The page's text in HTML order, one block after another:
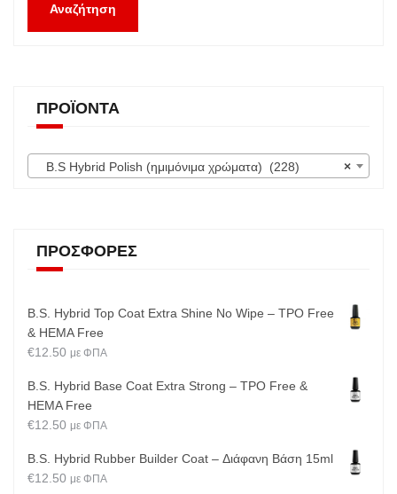
Αναζήτηση
ΠΡΟΪΌΝΤΑ
×
B.S Hybrid Polish (ημιμόνιμα χρώματα) (228)
ΠΡΟΣΦΟΡΈΣ
B.S. Hybrid Top Coat Extra Shine No Wipe – TPO Free
& HEMA Free
€12.50 με ΦΠΑ
B.S. Hybrid Base Coat Extra Strong – TPO Free &
HEMA Free
€12.50 με ΦΠΑ
B.S. Hybrid Rubber Builder Coat – Διάφανη Βάση 15ml
€12.50 με ΦΠΑ